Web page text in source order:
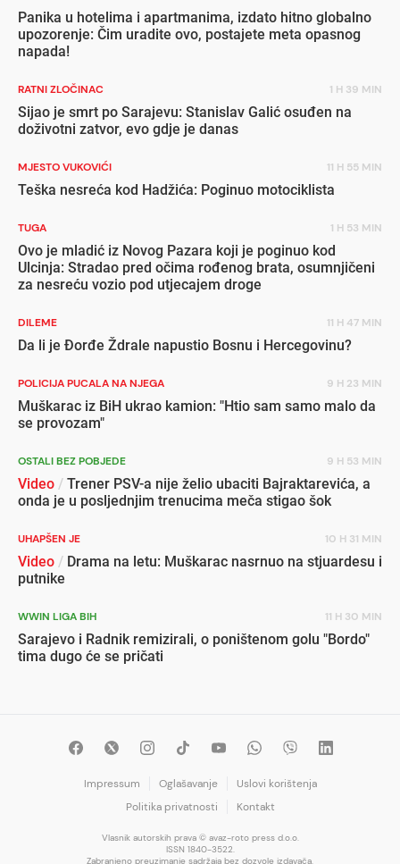
Panika u hotelima i apartmanima, izdato hitno globalno
upozorenje: Čim uradite ovo, postajete meta opasnog
napada!
RATNI ZLOČINAC 1 H 39 MIN
Sijao je smrt po Sarajevu: Stanislav Galić osuđen na
doživotni zatvor, evo gdje je danas
MJESTO VUKOVIĆI 11 H 55 MIN
Teška nesreća kod Hadžića: Poginuo motociklista
TUGA 1 H 53 MIN
Ovo je mladić iz Novog Pazara koji je poginuo kod
Ulcinja: Stradao pred očima rođenog brata, osumnjičeni
za nesreću vozio pod utjecajem droge
DILEME 11 H 47 MIN
Da li je Đorđe Ždrale napustio Bosnu i Hercegovinu?
POLICIJA PUCALA NA NJEGA 9 H 23 MIN
Muškarac iz BiH ukrao kamion: "Htio sam samo malo da
se provozam"
OSTALI BEZ POBJEDE 9 H 53 MIN
Video / Trener PSV-a nije želio ubaciti Bajraktarevića, a
onda je u posljednjim trenucima meča stigao šok
UHAPŠEN JE 10 H 31 MIN
Video / Drama na letu: Muškarac nasrnuo na stjuardesu i
putnike
WWIN LIGA BIH 11 H 30 MIN
Sarajevo i Radnik remizirali, o poništenom golu "Bordo"
tima dugo će se pričati
Impressum Oglašavanje
Uslovi korištenja
Politika privatnosti
Kontakt
Vlasnik autorskih prava © avaz-roto press d.o.o.
ISSN 1840-3522.
Zabranjeno preuzimanje sadržaja bez dozvole izdavača.